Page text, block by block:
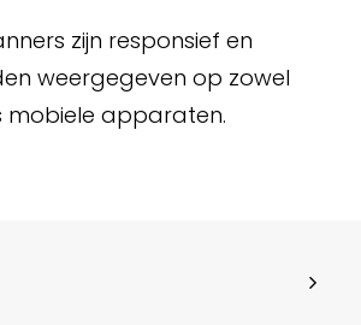
zijn responsief en
weergegeven op zowel
mobiele apparaten.